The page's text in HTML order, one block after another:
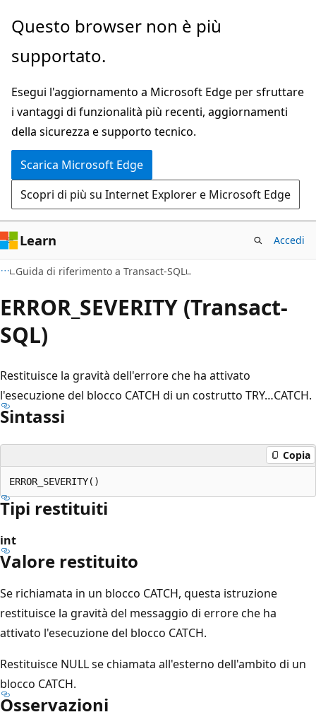
Ignora
passa
contenuto
principale
Questo browser non è più
supportato.
Esegui l'aggiornamento a Microsoft Edge per sfruttare
i vantaggi di funzionalità più recenti, aggiornamenti
della sicurezza e supporto tecnico.
Scarica Microsoft Edge
Scopri di più su Internet Explorer e Microsoft Edge
Learn Accedi
Guida di riferimento a Transact-SQL
ERROR_SEVERITY (Transact-
SQL)
Restituisce la gravità dell'errore che ha attivato
l'esecuzione del blocco CATCH di un costrutto TRY…CATCH.
Sintassi
Copia
Tipi restituiti
int
Valore restituito
Se richiamata in un blocco CATCH, questa istruzione
restituisce la gravità del messaggio di errore che ha
attivato l'esecuzione del blocco CATCH.
Restituisce NULL se chiamata all'esterno dell'ambito di un
blocco CATCH.
Osservazioni